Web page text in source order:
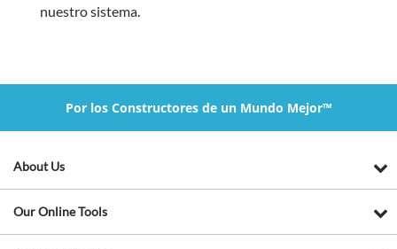
nuestro sistema.
Por los Constructores de un Mundo Mejor™
About Us
Our Online Tools